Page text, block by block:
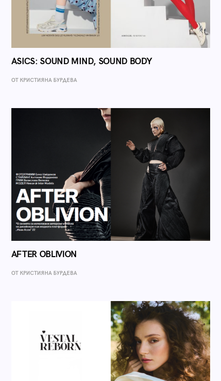
ASICS: SOUND MIND, SOUND BODY
ОТ КРИСТИЯНА БУРДЕВА
AFTER OBLIVION
ОТ КРИСТИЯНА БУРДЕВА